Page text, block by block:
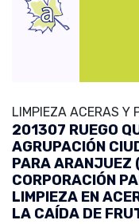
LIMPIEZA ACERAS Y
201307 RUEGO
AGRUPACIÓN
PARA ARANJUEZ
CORPORACIÓN
LIMPIEZA EN
LA CAÍDA DE